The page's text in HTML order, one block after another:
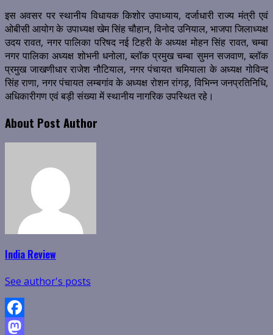
इस अवसर पर स्थानीय विधायक किशोर उपाध्याय, दर्जाधारी राज्य मंत्री एवं
ओबीसी आयोग के उपाध्यक्ष खेम सिंह चौहान, विनोद उनियाल, भाजपा जिलाध्यक्ष
उदय रावत, नगर पालिका परिषद नई टिहरी के अध्यक्ष मोहन सिंह रावत, चम्बा
नगर पालिका अध्यक्ष शोभनी धनोला, ब्लॉक प्रमुख चम्बा सुमन सजवाण, ब्लॉक
प्रमुख जाखणीधार राजेश नौटियाल, नगर पंचायत चमियाला के अध्यक्ष गोविन्द
सिंह राणा, नगर पंचायत लम्बगांव के अध्यक्ष रोशन रांगड़, विभिन्न जनप्रतिनिधि,
अधिकारीगण एवं बड़ी संख्या में स्थानीय नागरिक उपस्थित रहे।
About Post Author
India Review
See author's posts
Facebook